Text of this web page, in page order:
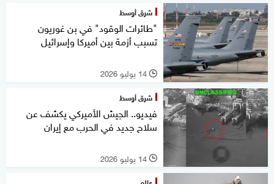
شرق أوسط
"طائرات الوقود" في بن غوريون
تسبب أزمة بين أميركا وإسرائيل
l 14 يوليو 2026
شرق أوسط
فيديو.. الجيش الأميركي يكشف عن
سلاح جديد في الحرب مع إيران
l 14 يوليو 2026